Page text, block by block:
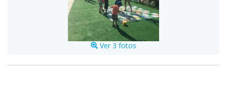
Ver 3 fotos